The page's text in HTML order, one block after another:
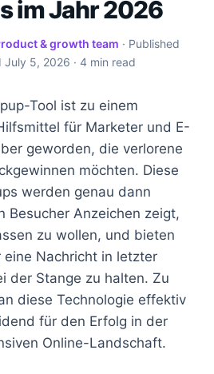
im Jahr 2026
& growth team · Published
July 5, 2026 · 4 min read
Tool ist zu einem
für Marketer und E-
geworden, die verlorene
möchten. Diese
werden genau dann
Besucher Anzeichen zeigt,
zu wollen, und bieten
eine Nachricht in letzter
der Stange zu halten. Zu
diese Technologie effektiv
für den Erfolg in der
Online-Landschaft.